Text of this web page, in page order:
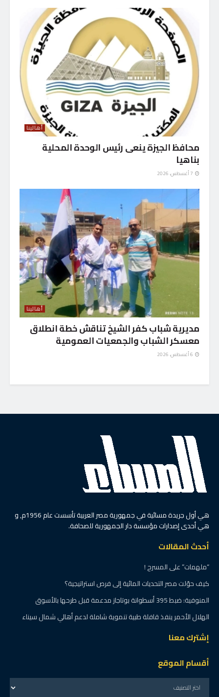
أهالينا
محافظ الجيزة ينعى رئيس الوحدة المحلية
بناهيا
أهالينا
مديرية شباب كفر الشيخ تناقش خطة انطلاق
معسكر الشباب والجمعيات العمومية
هي أول جريدة مسائية في جمهورية مصر العربية تأسست عام 1956م, و
هي أحدى إصدارات مؤسسة دار الجمهورية للصحافة.
أحدث المقالات
“ملهمات” على المسرح !
كيف حوّلت مصر التحديات المائية إلى فرص استراتيجية؟
المنوفية: ضبط 395 أسطوانة بوتاجاز مدعمة قبل طرحها بالأسوق
الهلال الأحمر ينفذ قافلة طبية تنموية شاملة لدعم أهالي شمال سيناء
إشترك معنا
أقسام الموقع